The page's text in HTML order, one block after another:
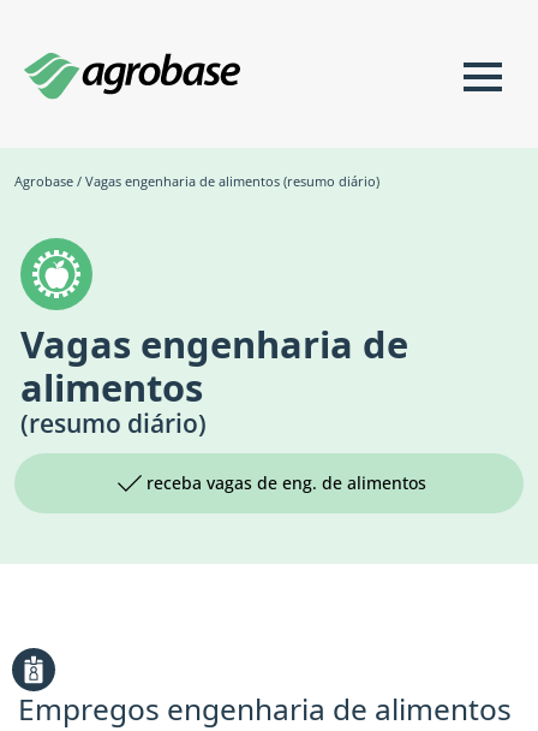
Agrobase / Vagas engenharia de alimentos (resumo diário)
Vagas engenharia de
alimentos
(resumo diário)
receba vagas de eng. de alimentos
Empregos engenharia de alimentos